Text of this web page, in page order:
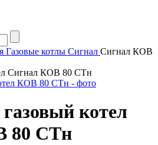
Газовые котлы Сигнал Сигнал КОВ
Сигнал КОВ 80 СТн
котел
80 СТн